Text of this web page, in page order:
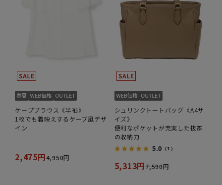
ケープブラウス《半袖》
1枚でも着映えするケープ風デザ
イン
2,475円4,950円
シュリンクトートバッグ《A4サ
イズ》
便利なポケットが充実した抜群
の収納力
5.0 （1）
5,313円7,590円